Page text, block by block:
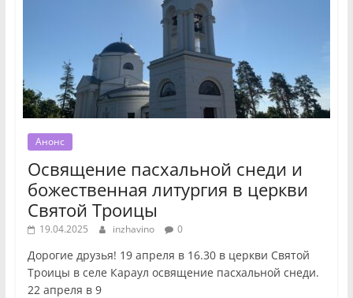
Анонс
Освящение пасхальной снеди и
божественная литургия в церкви
Святой Троицы
19.04.2025 inzhavino 0
Дорогие друзья! 19 апреля в 16.30 в церкви Святой
Троицы в селе Караул освящение пасхальной снеди.
22 апреля в 9